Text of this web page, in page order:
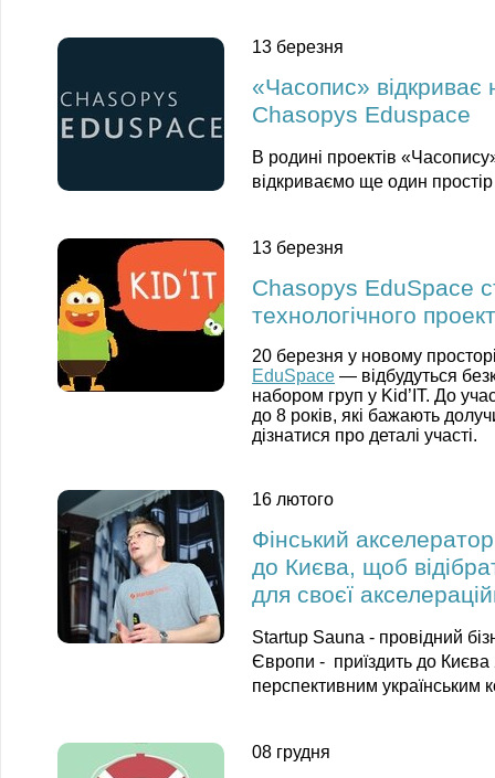
13 березня
«Часопис»
Chasopys Eduspace
В родині проектів
відкриваємо ще один
13 березня
Chasopys EduSpace
технологічного
20 березня у новому
EduSpace — відбудуться
набором груп у Kid’IT. До
до 8 років, які бажають
дізнатися про деталі участі.
16 лютого
Фінський
до Києва, щоб
для своєї
Startup Sauna - провідний
Європи - приїздить до
перспективним українським
08 грудня